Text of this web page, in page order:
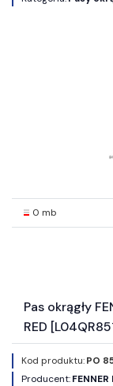
0 mb
Pas okrągły
RED
Kod produktu:PO
Producent:FENNER